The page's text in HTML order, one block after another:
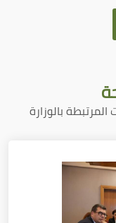
بالوزارة